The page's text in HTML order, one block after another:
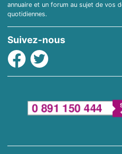
annuaire et un forum au sujet de vos
quotidiennes.
Suivez-nous
Facebook
Twitter